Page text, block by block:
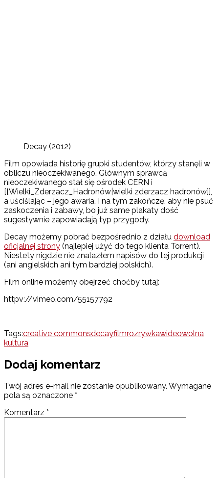
Decay (2012)
Film opowiada historię grupki studentów, którzy stanęli w
obliczu nieoczekiwanego. Głównym sprawcą
nieoczekiwanego stał się ośrodek CERN i
[[Wielki_Zderzacz_Hadronów|wielki zderzacz hadronów]],
a uściślając – jego awaria. I na tym zakończę, aby nie psuć
zaskoczenia i zabawy, bo już same plakaty dość
sugestywnie zapowiadają typ przygody.
Decay możemy pobrać bezpośrednio z działu download
oficjalnej strony (najlepiej użyć do tego klienta Torrent).
Niestety nigdzie nie znalazłem napisów do tej produkcji
(ani angielskich ani tym bardziej polskich).
Film online możemy obejrzeć choćby tutaj:
httpv://vimeo.com/55157792
Tags:creative commonsdecayfilmrozrywkawideowolna
kultura
Dodaj komentarz
Twój adres e-mail nie zostanie opublikowany. Wymagane
pola są oznaczone *
Komentarz *